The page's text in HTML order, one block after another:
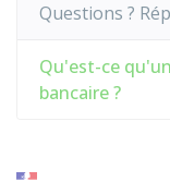
Questions ?
Qu'est-ce
bancaire ?